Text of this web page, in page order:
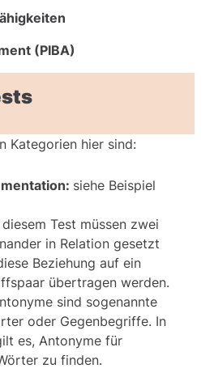
(PIBA)
Kategorien hier sind:
siehe Beispiel
diesem Test müssen zwei
in Relation gesetzt
Beziehung auf ein
übertragen werden.
sind sogenannte
oder Gegenbegriffe. In
es, Antonyme für
zu finden.